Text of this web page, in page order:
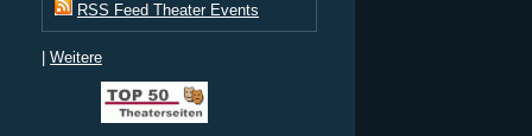
RSS Feed Theater Events
| Weitere